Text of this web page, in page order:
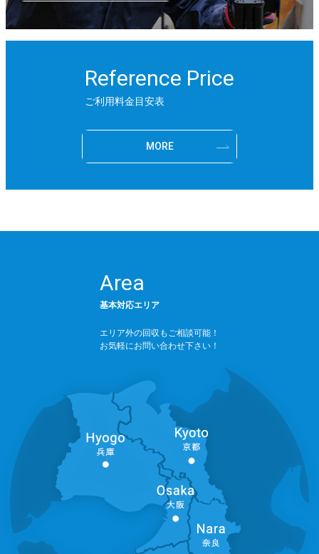
Reference Price
ご利用料金目安表
MORE
Area
基本対応エリア
エリア外の回収もご相談可能！
お気軽にお問い合わせ下さい！